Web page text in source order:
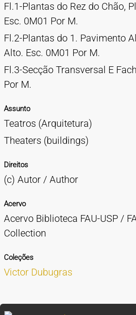
Fl.1-Plantas do Rez do Chão,
Esc. 0M01 Por M.
Fl.2-Plantas do 1. Pavimento
Alto. Esc. 0M01 Por M.
Fl.3-Secção Transversal E
Por M.
Assunto
Teatros (Arquitetura)
Theaters (buildings)
Direitos
(c) Autor / Author
Acervo
Acervo Biblioteca FAU-USP /
Collection
Coleções
Victor Dubugras